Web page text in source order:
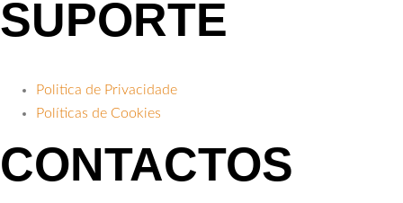
SUPORTE
Politica de Privacidade
Políticas de Cookies
CONTACTOS